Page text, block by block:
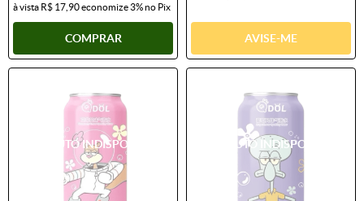
à vista R$ 17,90economize3%no Pix
COMPRAR AVISE-ME